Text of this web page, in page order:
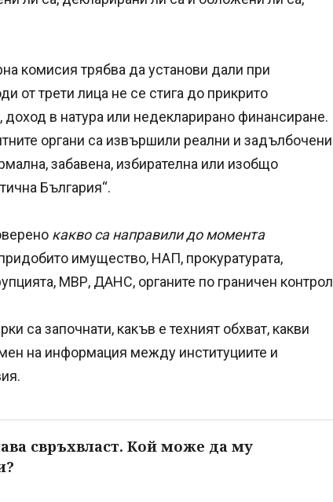
комисия трябва да установи дали при
от трети лица не се стига до прикрито
в натура или недекларирано финансиране.
органи са извършили реални и задълбочени
забавена, избирателна или изобщо
България“.
какво са направили до момента
имущество, НАП, прокуратурата,
МВР, ДАНС, органите по граничен контрол
са започнати, какъв е техният обхват, какви
на информация между институциите и
свръхвласт. Кой може да му